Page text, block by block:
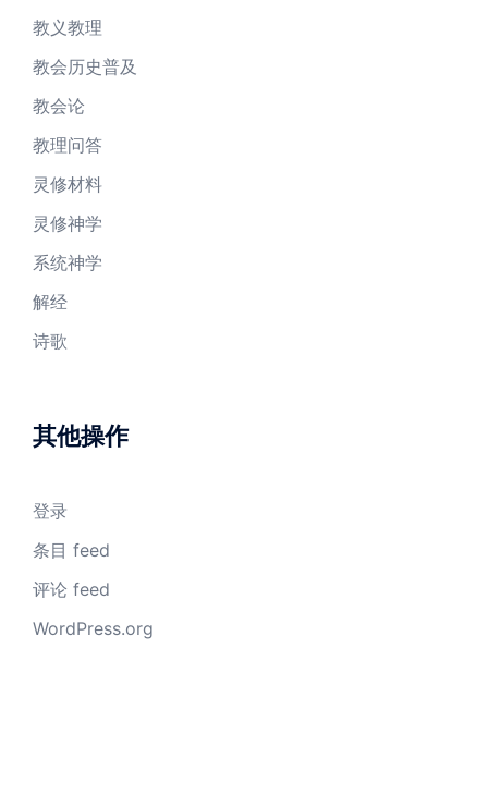
教义教理
教会历史普及
教会论
教理问答
灵修材料
灵修神学
系统神学
解经
诗歌
其他操作
登录
条目 feed
评论 feed
WordPress.org